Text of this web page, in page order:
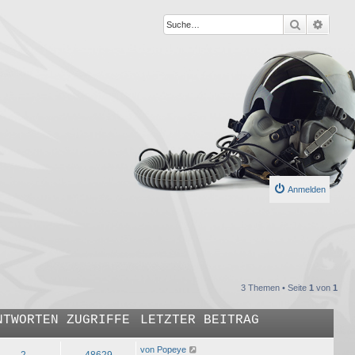
Suche
Anmelden
3 Themen • Seite 1 von 1
ZUGRIFFE LETZTER BEITRAG
von Popeye